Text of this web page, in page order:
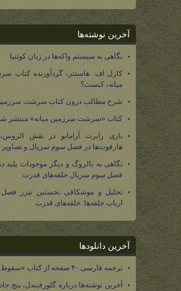
آخرین نوشته‌ها
نگاهی به سیستم واکه‌ها در زبان کوئنیا
کارل اف. هاستتر، گردآورنده کتاب
میانه، کیست؟
شرح مطالب درون کتاب سرشت سرزمین
کتاب «سرشت سرزمین میانه» منتشر
بازی رابرت آرامایو در نقش
هارفوت‌ها در فصل سوم سریال و تصاویر
نگاهی به بالروگ و دیگر موجودات
فصل سوم سریال حلقه‌های قدرت
تحلیل و موشکافی نخستین تیزر
ارباب حلقه‌ها: حلقه‌های قدرت
آخرین دانلودها
ترجمه فارسی ۴۰ صفحه از کتاب «سقوط نومه‌نور»
آخرین نوشته‌ها درباره گلورفیندل، پنج